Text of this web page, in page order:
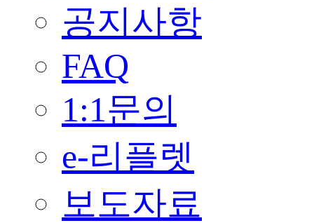
공지사항
FAQ
1:1문의
e-리플렛
보도자료